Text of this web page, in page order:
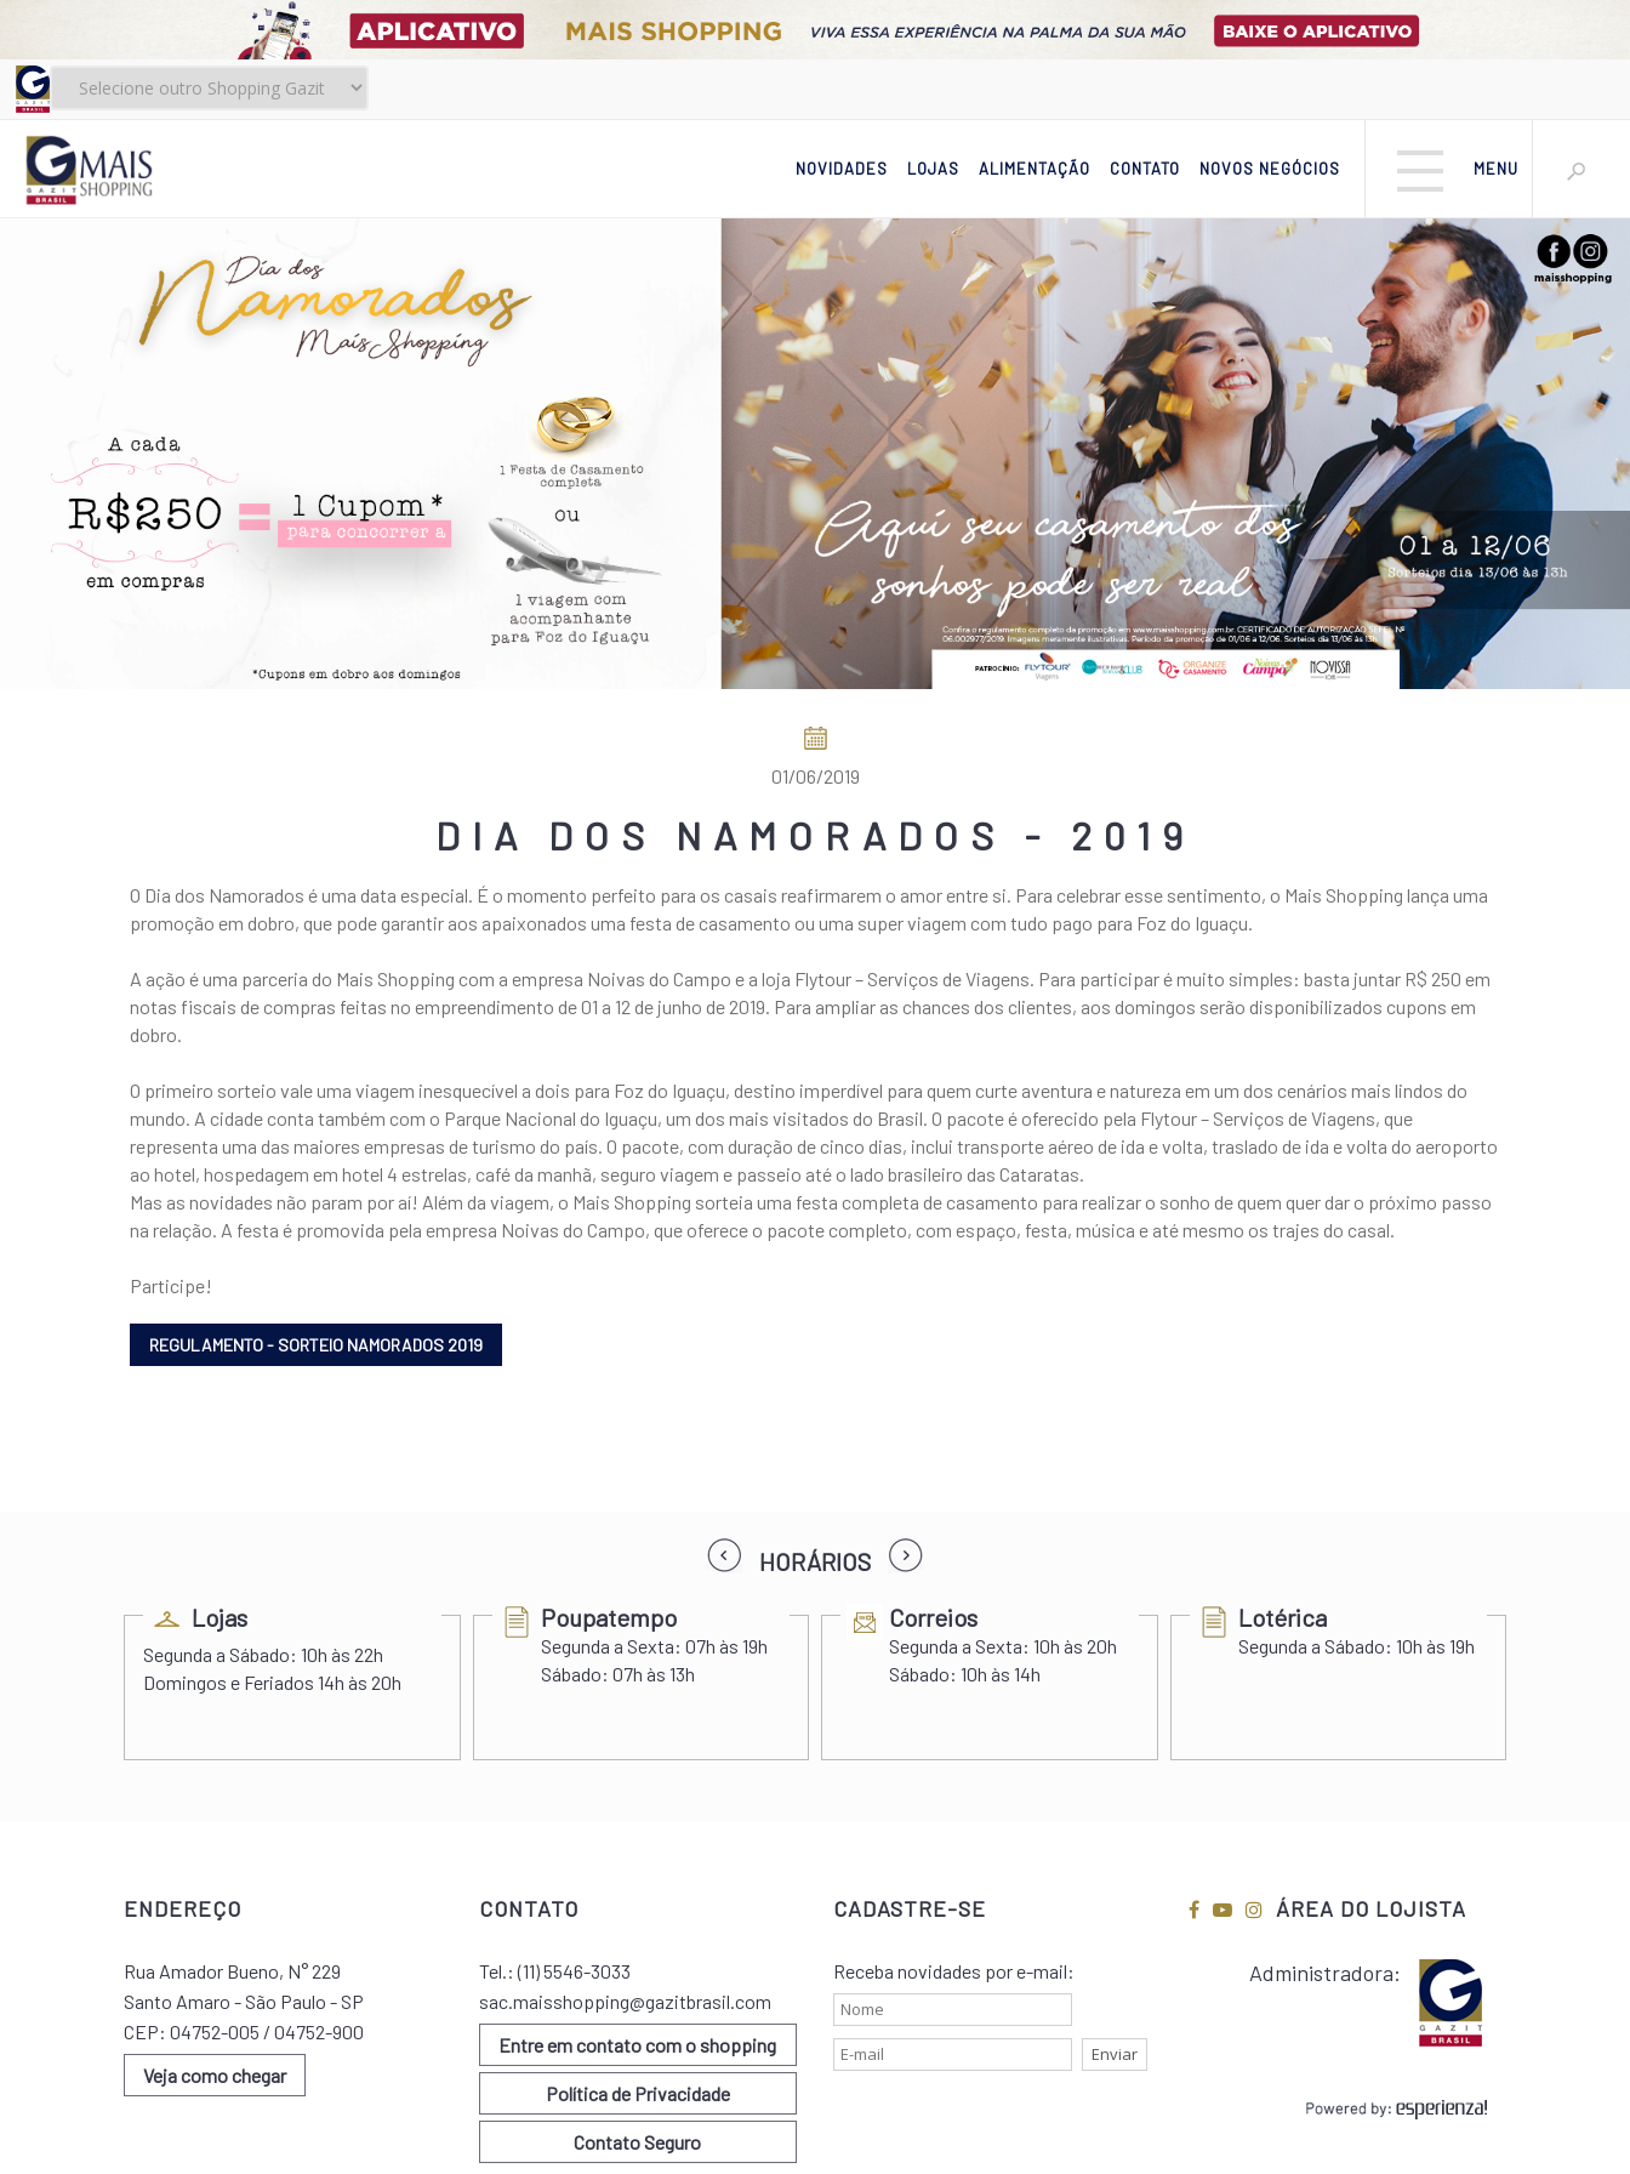
NOVIDADES LOJAS ALIMENTAÇÃO CONTATO NOVOS NEGÓCIOS MENU
01/06/2019
DIA DOS NAMORADOS - 2019
O Dia dos Namorados é uma data especial. É o momento perfeito para os casais reafirmarem o amor entre si. Para celebrar esse sentimento, o Mais Shopping lança uma
promoção em dobro, que pode garantir aos apaixonados uma festa de casamento ou uma super viagem com tudo pago para Foz do Iguaçu.
A ação é uma parceria do Mais Shopping com a empresa Noivas do Campo e a loja Flytour – Serviços de Viagens. Para participar é muito simples: basta juntar R$ 250 em
notas fiscais de compras feitas no empreendimento de 01 a 12 de junho de 2019. Para ampliar as chances dos clientes, aos domingos serão disponibilizados cupons em
dobro.
O primeiro sorteio vale uma viagem inesquecível a dois para Foz do Iguaçu, destino imperdível para quem curte aventura e natureza em um dos cenários mais lindos do
mundo. A cidade conta também com o Parque Nacional do Iguaçu, um dos mais visitados do Brasil. O pacote é oferecido pela Flytour – Serviços de Viagens, que
representa uma das maiores empresas de turismo do país. O pacote, com duração de cinco dias, inclui transporte aéreo de ida e volta, traslado de ida e volta do aeroporto
ao hotel, hospedagem em hotel 4 estrelas, café da manhã, seguro viagem e passeio até o lado brasileiro das Cataratas.
Mas as novidades não param por aí! Além da viagem, o Mais Shopping sorteia uma festa completa de casamento para realizar o sonho de quem quer dar o próximo passo
na relação. A festa é promovida pela empresa Noivas do Campo, que oferece o pacote completo, com espaço, festa, música e até mesmo os trajes do casal.
Participe!
HORÁRIOS
Lojas
Segunda a Sábado: 10h às 22h
Domingos e Feriados 14h às 20h
Poupatempo
Segunda a Sexta: 07h às 19h
Sábado: 07h às 13h
Correios
Segunda a Sexta: 10h às 20h
Sábado: 10h às 14h
Lotérica
Segunda a Sábado: 10h às 19h
prev
ENDEREÇO
Rua Amador Bueno, N° 229
Santo Amaro - São Paulo - SP
CEP: 04752-005 / 04752-900
Veja como chegar
CONTATO
Tel.:(11) 5546-3033
sac.maisshopping@gazitbrasil.com
Entre em contato com o shopping
Política de Privacidade
Contato Seguro
CADASTRE-SE
Receba novidades por e-mail:
ÁREA DO LOJISTA
Administradora: